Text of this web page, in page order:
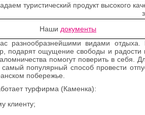
туристический продукт высокого
Наши документы
разнообразнейшими видами
подарят ощущение свободы и
помогут поверить в
популярный способ провести
побережье.
турфирма (Каменка):
клиенту;